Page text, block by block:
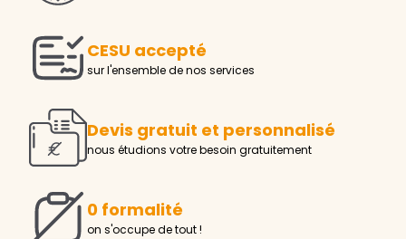
CESU accepté
sur l'ensemble de nos services
Devis gratuit et personnalisé
nous étudions votre besoin gratuitement
0 formalité
on s'occupe de tout !